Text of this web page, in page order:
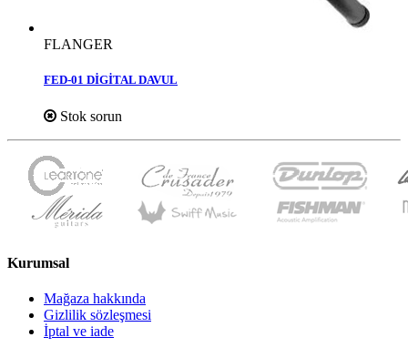
FLANGER
FED-01 DİGİTAL DAVUL
Stok sorun
Kurumsal
Mağaza hakkında
Gizlilik sözleşmesi
İptal ve iade